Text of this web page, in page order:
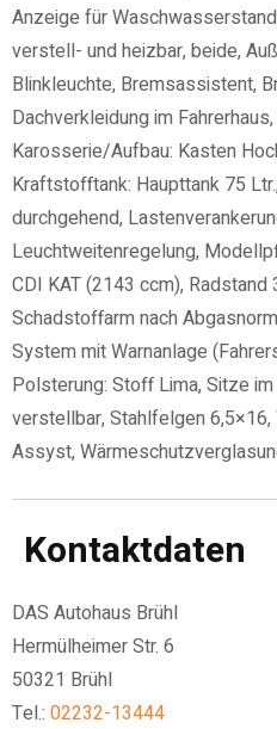
Anzeige für
verstell- und heizbar, beide,
Blinkleuchte, Bremsassistent,
Dachverkleidung im
Karosserie/Aufbau: Kasten
Kraftstofftank: Haupttank 75
durchgehend,
Leuchtweitenregelung,
CDI KAT (2143 ccm),
Schadstoffarm nach
System mit Warnanlage
Polsterung: Stoff Lima, Sitze
verstellbar, Stahlfelgen
Assyst,
Kontaktdaten
DAS Autohaus Brühl
Hermülheimer Str. 6
50321 Brühl
Tel.: 02232-13444